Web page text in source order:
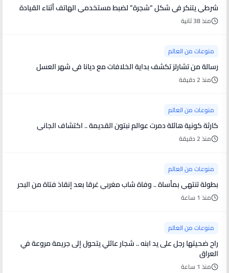
شرطي يتنكر في شكل “شجرة” لضبط مستخدمي الهاتف أثناء القيادة
منذ 38 ثانية
منوعات من العالم
رسالة من تشارلز تكشف بداية الخلافات مع ديانا في شهر العسل
منذ 2 دقيقة
منوعات من العالم
كارثة كونية هائلة دمرت عوالم نبتون القديمة .. اكتشاف الجاني
منذ 2 دقيقة
منوعات من العالم
بطولة تنتهي بمأساة .. وفاة شاب مغربي غرقا بعد إنقاذ فتاة من البحر
منذ 1 ساعة
منوعات من العالم
راح ضحيتها رجل على يد ابنه .. شجار عائلي يتحول إلى جريمة مروعة في
العراق
منذ 1 ساعة